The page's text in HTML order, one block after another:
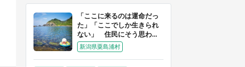
千葉 東京 神奈川
「ここに来るのは運命だっ
た」「ここでしか生きられ
ない」 住民にそう思わせ
る離島「粟島」の魅力【移
住婚受付中】
新潟県粟島浦村